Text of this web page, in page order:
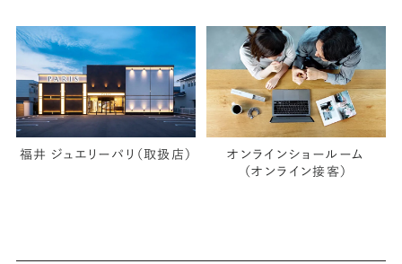
福井 ジュエリーパリ（取扱店）
オンラインショールーム
（オンライン接客）